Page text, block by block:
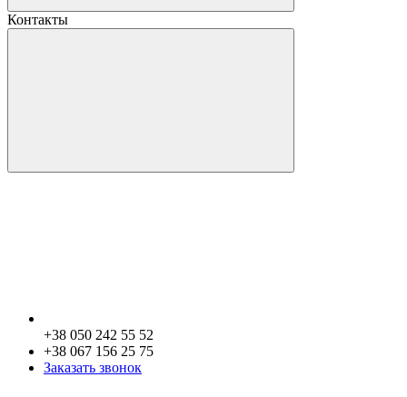
Контакты
+38 050 242 55 52
+38 067 156 25 75
Заказать звонок